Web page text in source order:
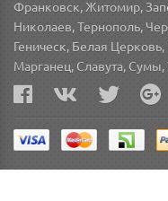
Франковск, Житомир,
Николаев, Тернополь,
Геническ, Белая
Марганец, Славута,